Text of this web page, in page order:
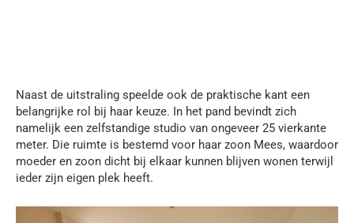
Naast de uitstraling speelde ook de praktische kant een
belangrijke rol bij haar keuze. In het pand bevindt zich
namelijk een zelfstandige studio van ongeveer 25 vierkante
meter. Die ruimte is bestemd voor haar zoon Mees, waardoor
moeder en zoon dicht bij elkaar kunnen blijven wonen terwijl
ieder zijn eigen plek heeft.